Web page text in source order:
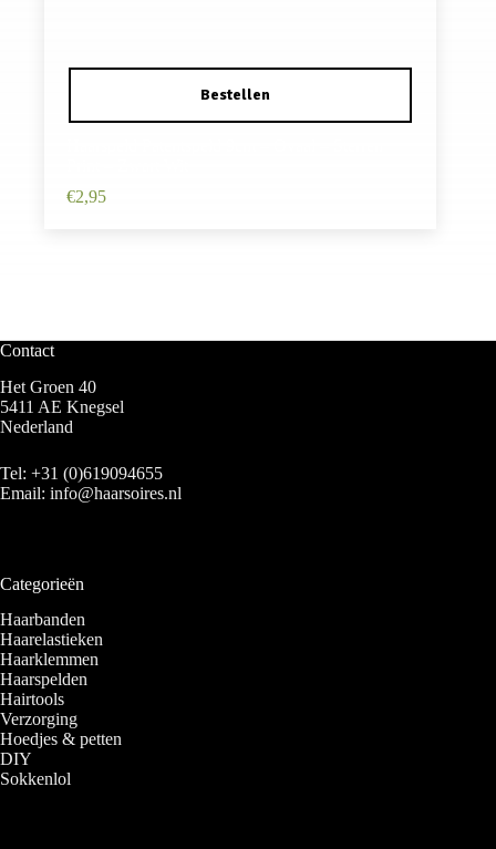
€2,95
Contact
Het Groen 40
5411 AE Knegsel
Nederland
Tel: +31 (0)619094655
Email: info@haarsoires.nl
Categorieën
Haarbanden
Haarelastieken
Haarklemmen
Haarspelden
Hairtools
Verzorging
Hoedjes & petten
DIY
Sokkenlol